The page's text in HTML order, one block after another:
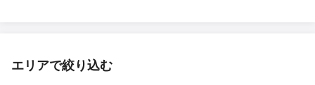
エリアで絞り込む